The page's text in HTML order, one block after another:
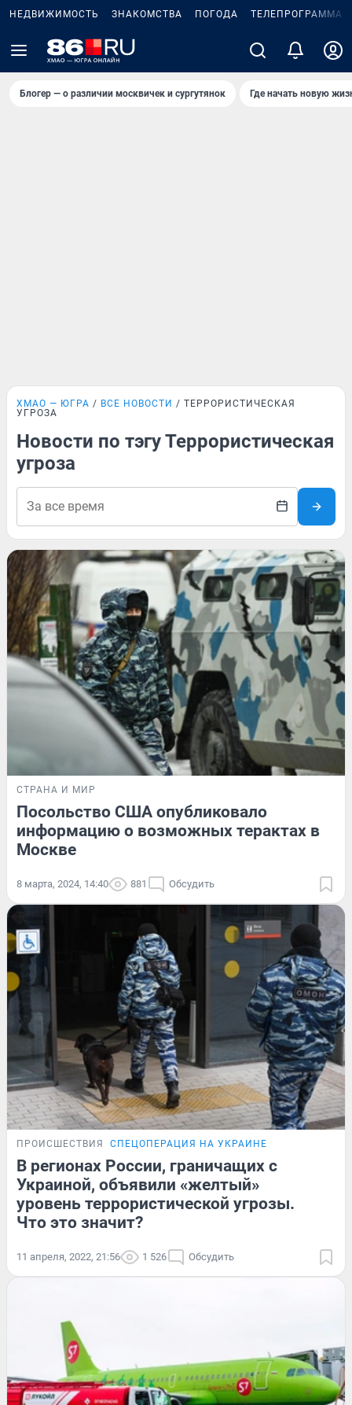
НЕДВИЖИМОСТЬ ЗНАКОМСТВА ПОГОДА ТЕЛЕПРОГРАММА
Блогер — о различии москвичек и сургутянок Где начать новую
ХМАО — ЮГРА ВСЕ НОВОСТИ
ТЕРРОРИСТИЧЕСКАЯ
УГРОЗА
Новости по тэгу Террористическая
угроза
СТРАНА И МИР
Посольство США опубликовало
информацию о возможных терактах в
Москве
8 марта, 2024, 14:40 881 Обсудить
ПРОИСШЕСТВИЯ СПЕЦОПЕРАЦИЯ НА УКРАИНЕ
В регионах России, граничащих с
Украиной, объявили «желтый»
уровень террористической угрозы.
Что это значит?
11 апреля, 2022, 21:56 1 526 Обсудить